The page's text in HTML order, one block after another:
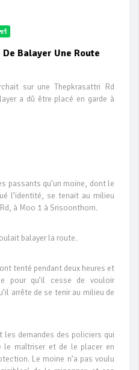
Balayer Une Route
sur une Thepkrasattri Rd
a dû être placé en garde à
passants qu’un moine, dont le
l’identité, se tenait au milieu
à Moo 1 à Srisoonthorn.
balayer la route.
tenté pendant deux heures et
pour qu’il cesse de vouloir
arrête de se tenir au milieu de
les demandes des policiers qui
le maîtriser et de le placer en
Le moine n’a pas voulu